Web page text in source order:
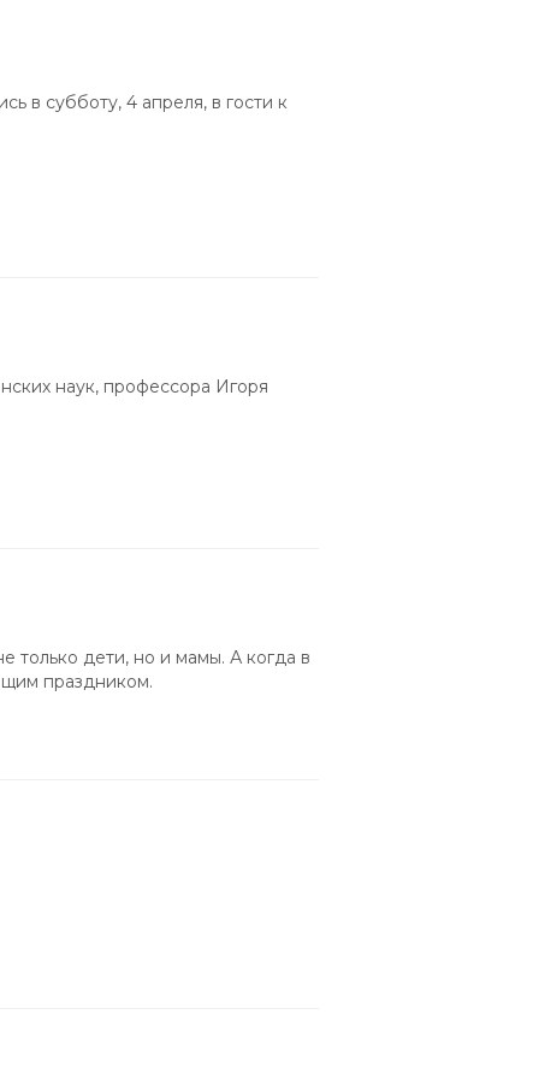
в субботу, 4 апреля, в гости к
наук, профессора Игоря
только дети, но и мамы. А когда в
праздником.